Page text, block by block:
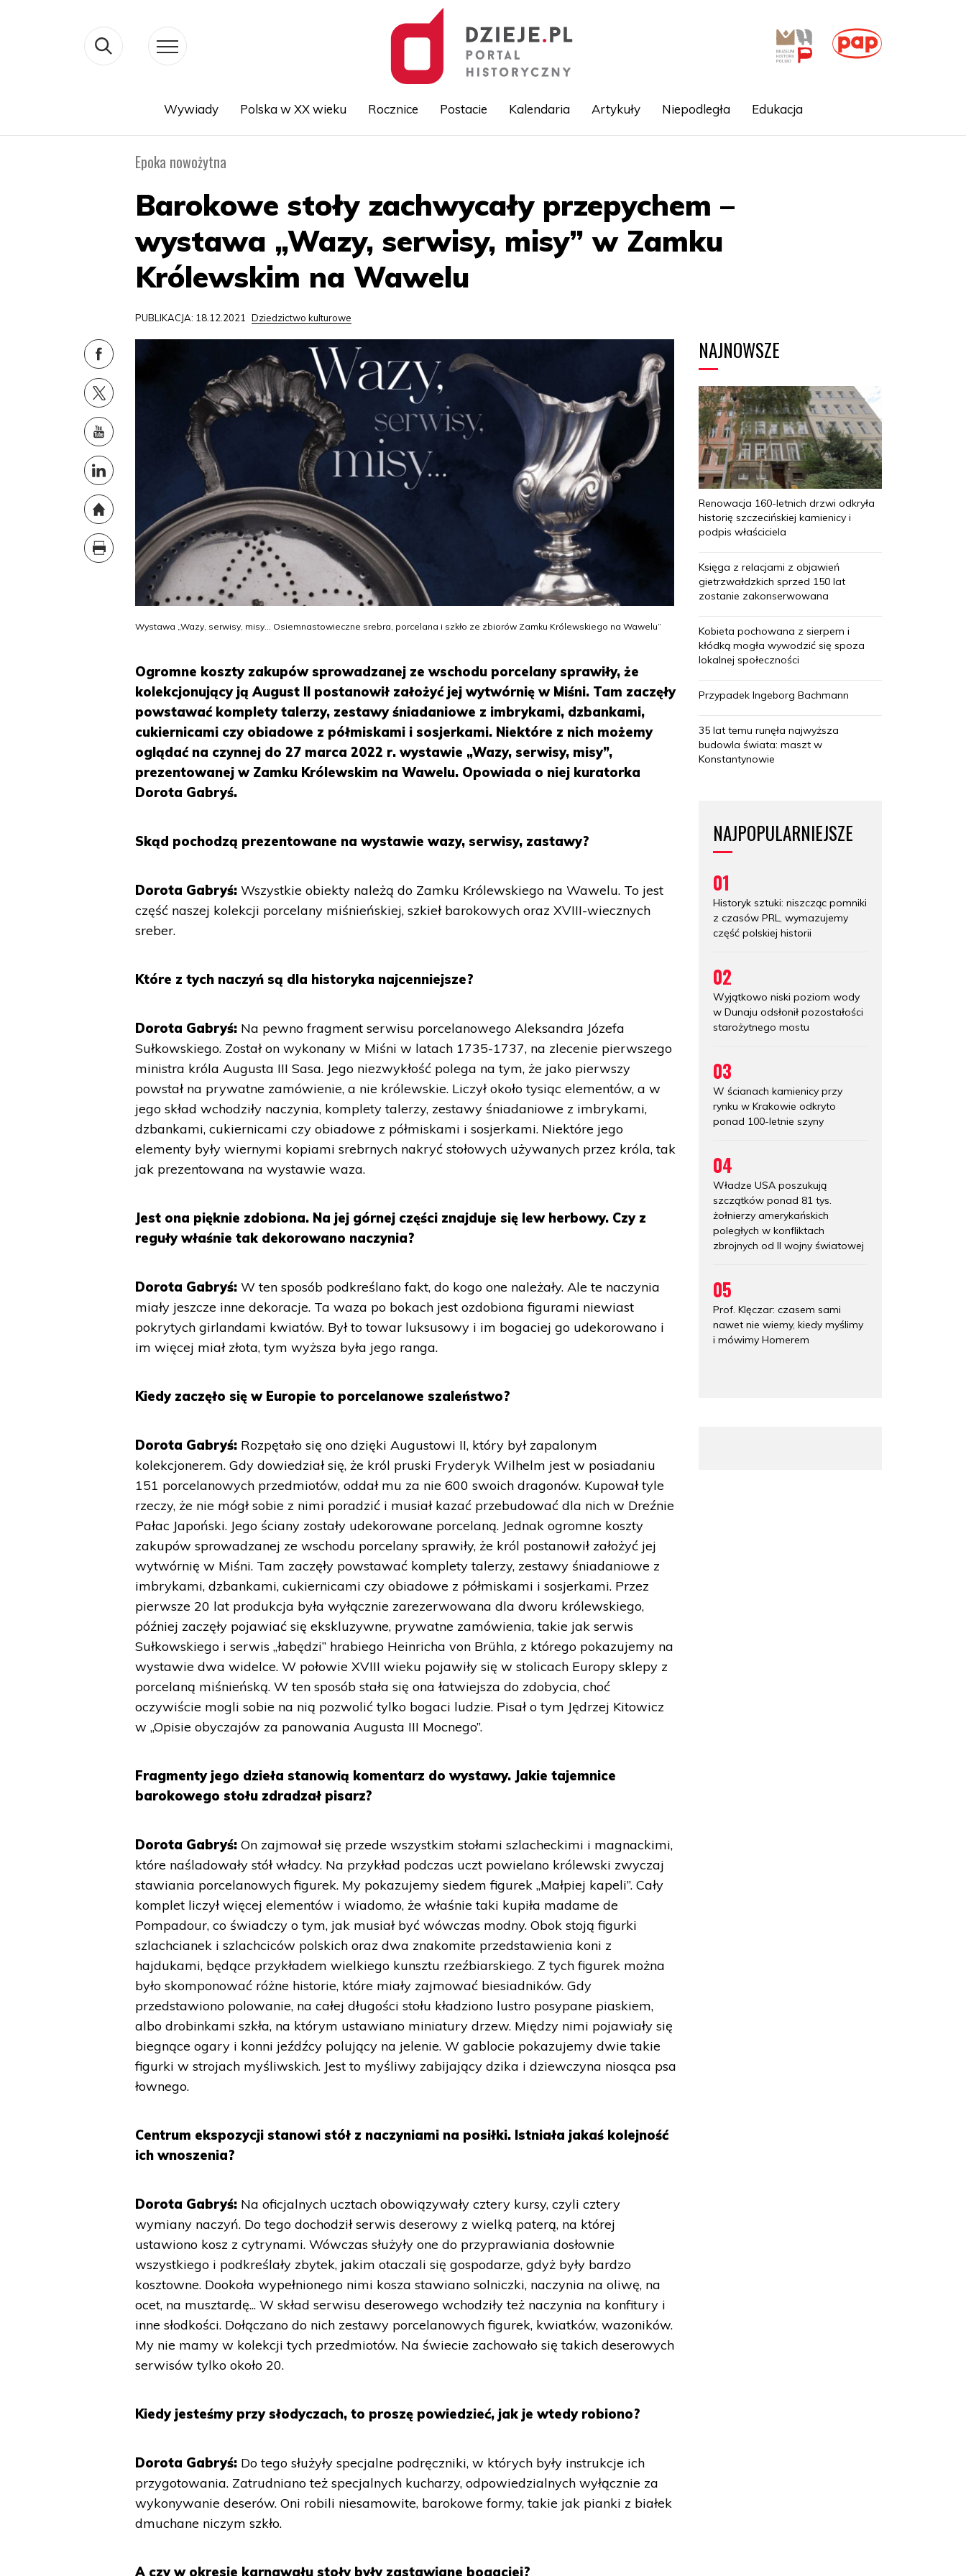
Wywiady Polska w XX wieku Rocznice Postacie Kalendaria Artykuły Niepodległa Edukacja
Epoka nowożytna
Barokowe stoły zachwycały przepychem –
wystawa „Wazy, serwisy, misy” w Zamku
Królewskim na Wawelu
PUBLIKACJA: 18.12.2021 Dziedzictwo kulturowe
Wystawa „Wazy, serwisy, misy... Osiemnastowieczne srebra, porcelana i szkło ze zbiorów Zamku Królewskiego na Wawelu”
Ogromne koszty zakupów sprowadzanej ze wschodu porcelany sprawiły, że
kolekcjonujący ją August II postanowił założyć jej wytwórnię w Miśni. Tam zaczęły
powstawać komplety talerzy, zestawy śniadaniowe z imbrykami, dzbankami,
cukiernicami czy obiadowe z półmiskami i sosjerkami. Niektóre z nich możemy
oglądać na czynnej do 27 marca 2022 r. wystawie „Wazy, serwisy, misy”,
prezentowanej w Zamku Królewskim na Wawelu. Opowiada o niej kuratorka
Dorota Gabryś.
Skąd pochodzą prezentowane na wystawie wazy, serwisy, zastawy?
Dorota Gabryś: Wszystkie obiekty należą do Zamku Królewskiego na Wawelu. To jest
część naszej kolekcji porcelany miśnieńskiej, szkieł barokowych oraz XVIII-wiecznych
sreber.
Które z tych naczyń są dla historyka najcenniejsze?
Dorota Gabryś: Na pewno fragment serwisu porcelanowego Aleksandra Józefa
Sułkowskiego. Został on wykonany w Miśni w latach 1735-1737, na zlecenie pierwszego
ministra króla Augusta III Sasa. Jego niezwykłość polega na tym, że jako pierwszy
powstał na prywatne zamówienie, a nie królewskie. Liczył około tysiąc elementów, a w
jego skład wchodziły naczynia, komplety talerzy, zestawy śniadaniowe z imbrykami,
dzbankami, cukiernicami czy obiadowe z półmiskami i sosjerkami. Niektóre jego
elementy były wiernymi kopiami srebrnych nakryć stołowych używanych przez króla, tak
jak prezentowana na wystawie waza.
Jest ona pięknie zdobiona. Na jej górnej części znajduje się lew herbowy. Czy z
reguły właśnie tak dekorowano naczynia?
Dorota Gabryś:W ten sposób podkreślano fakt, do kogo one należały. Ale te naczynia
miały jeszcze inne dekoracje. Ta waza po bokach jest ozdobiona figurami niewiast
pokrytych girlandami kwiatów. Był to towar luksusowy i im bogaciej go udekorowano i
im więcej miał złota, tym wyższa była jego ranga.
Kiedy zaczęło się w Europie to porcelanowe szaleństwo?
Dorota Gabryś: Rozpętało się ono dzięki Augustowi II, który był zapalonym
kolekcjonerem. Gdy dowiedział się, że król pruski Fryderyk Wilhelm jest w posiadaniu
151 porcelanowych przedmiotów, oddał mu za nie 600 swoich dragonów. Kupował tyle
rzeczy, że nie mógł sobie z nimi poradzić i musiał kazać przebudować dla nich w Dreźnie
Pałac Japoński. Jego ściany zostały udekorowane porcelaną. Jednak ogromne koszty
zakupów sprowadzanej ze wschodu porcelany sprawiły, że król postanowił założyć jej
wytwórnię w Miśni. Tam zaczęły powstawać komplety talerzy, zestawy śniadaniowe z
imbrykami, dzbankami, cukiernicami czy obiadowe z półmiskami i sosjerkami. Przez
pierwsze 20 lat produkcja była wyłącznie zarezerwowana dla dworu królewskiego,
później zaczęły pojawiać się ekskluzywne, prywatne zamówienia, takie jak serwis
Sułkowskiego i serwis „łabędzi” hrabiego Heinricha von Brühla, z którego pokazujemy na
wystawie dwa widelce. W połowie XVIII wieku pojawiły się w stolicach Europy sklepy z
porcelaną miśnieńską. W ten sposób stała się ona łatwiejsza do zdobycia, choć
oczywiście mogli sobie na nią pozwolić tylko bogaci ludzie. Pisał o tym Jędrzej Kitowicz
w „Opisie obyczajów za panowania Augusta III Mocnego”.
Fragmenty jego dzieła stanowią komentarz do wystawy. Jakie tajemnice
barokowego stołu zdradzał pisarz?
Dorota Gabryś:On zajmował się przede wszystkim stołami szlacheckimi i magnackimi,
które naśladowały stół władcy. Na przykład podczas uczt powielano królewski zwyczaj
stawiania porcelanowych figurek. My pokazujemy siedem figurek „Małpiej kapeli”. Cały
komplet liczył więcej elementów i wiadomo, że właśnie taki kupiła madame de
Pompadour, co świadczy o tym, jak musiał być wówczas modny. Obok stoją figurki
szlachcianek i szlachciców polskich oraz dwa znakomite przedstawienia koni z
hajdukami, będące przykładem wielkiego kunsztu rzeźbiarskiego. Z tych figurek można
było skomponować różne historie, które miały zajmować biesiadników. Gdy
przedstawiono polowanie, na całej długości stołu kładziono lustro posypane piaskiem,
albo drobinkami szkła, na którym ustawiano miniatury drzew. Między nimi pojawiały się
biegnące ogary i konni jeźdźcy polujący na jelenie. W gablocie pokazujemy dwie takie
figurki w strojach myśliwskich. Jest to myśliwy zabijający dzika i dziewczyna niosąca psa
łownego.
Centrum ekspozycji stanowi stół z naczyniami na posiłki. Istniała jakaś kolejność
ich wnoszenia?
Dorota Gabryś: Na oficjalnych ucztach obowiązywały cztery kursy, czyli cztery
wymiany naczyń. Do tego dochodził serwis deserowy z wielką paterą, na której
ustawiono kosz z cytrynami. Wówczas służyły one do przyprawiania dosłownie
wszystkiego i podkreślały zbytek, jakim otaczali się gospodarze, gdyż były bardzo
kosztowne. Dookoła wypełnionego nimi kosza stawiano solniczki, naczynia na oliwę, na
ocet, na musztardę... W skład serwisu deserowego wchodziły też naczynia na konfitury i
inne słodkości. Dołączano do nich zestawy porcelanowych figurek, kwiatków, wazoników.
My nie mamy w kolekcji tych przedmiotów. Na świecie zachowało się takich deserowych
serwisów tylko około 20.
Kiedy jesteśmy przy słodyczach, to proszę powiedzieć, jak je wtedy robiono?
Dorota Gabryś: Do tego służyły specjalne podręczniki, w których były instrukcje ich
przygotowania. Zatrudniano też specjalnych kucharzy, odpowiedzialnych wyłącznie za
wykonywanie deserów. Oni robili niesamowite, barokowe formy, takie jak pianki z białek
dmuchane niczym szkło.
A czy w okresie karnawału stoły były zastawiane bogaciej?
NAJNOWSZE
Renowacja 160-letnich drzwi odkryła
historię szczecińskiej kamienicy i
podpis właściciela
Księga z relacjami z objawień
gietrzwałdzkich sprzed 150 lat
zostanie zakonserwowana
Kobieta pochowana z sierpem i
kłódką mogła wywodzić się spoza
lokalnej społeczności
Przypadek Ingeborg Bachmann
35 lat temu runęła najwyższa
budowla świata: maszt w
Konstantynowie
NAJPOPULARNIEJSZE
01
Historyk sztuki: niszcząc pomniki
z czasów PRL, wymazujemy
część polskiej historii
02
Wyjątkowo niski poziom wody
w Dunaju odsłonił pozostałości
starożytnego mostu
03
W ścianach kamienicy przy
rynku w Krakowie odkryto
ponad 100-letnie szyny
04
Władze USA poszukują
szczątków ponad 81 tys.
żołnierzy amerykańskich
poległych w konfliktach
zbrojnych od II wojny światowej
05
Prof. Klęczar: czasem sami
nawet nie wiemy, kiedy myślimy
i mówimy Homerem